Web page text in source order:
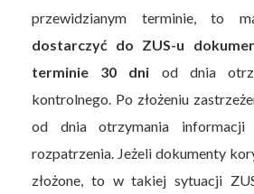
przewidzianym terminie, to
dostarczyć do ZUS-u
terminie 30 dni od dnia
kontrolnego. Po złożeniu
od dnia otrzymania
rozpatrzenia. Jeżeli dokumenty
złożone, to w takiej sytuacji